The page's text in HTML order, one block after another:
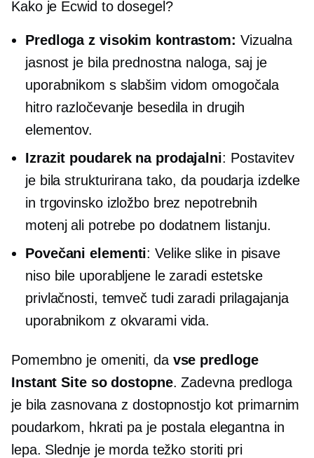
Kako je Ecwid to dosegel?
Predloga z visokim kontrastom: Vizualna
jasnost je bila prednostna naloga, saj je
uporabnikom s slabšim vidom omogočala
hitro razločevanje besedila in drugih
elementov.
Izrazit poudarek na prodajalni: Postavitev
je bila strukturirana tako, da poudarja izdelke
in trgovinsko izložbo brez nepotrebnih
motenj ali potrebe po dodatnem listanju.
Povečani elementi: Velike slike in pisave
niso bile uporabljene le zaradi estetske
privlačnosti, temveč tudi zaradi prilagajanja
uporabnikom z okvarami vida.
Pomembno je omeniti, da vse predloge
Instant Site so dostopne. Zadevna predloga
je bila zasnovana z dostopnostjo kot primarnim
poudarkom, hkrati pa je postala elegantna in
lepa. Slednje je morda težko storiti pri